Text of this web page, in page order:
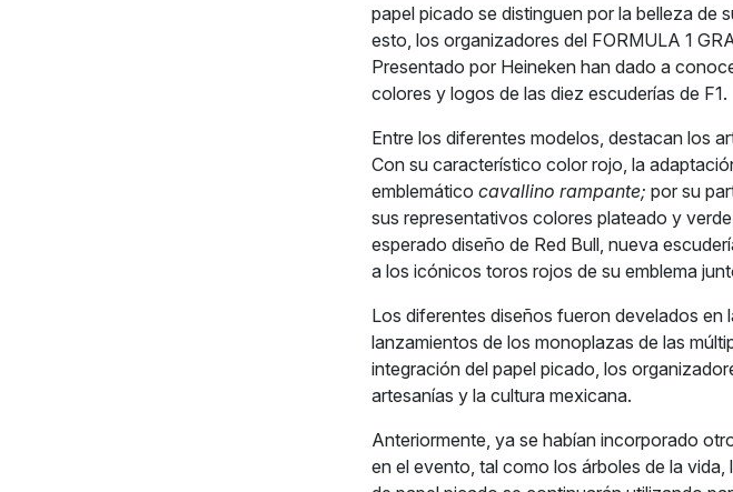
papel picado se distinguen por la belleza de
esto, los organizadores del FORMULA 1
Presentado por Heineken han dado a
colores y logos de las diez escuderías de F1.
Entre los diferentes modelos, destacan los
Con su característico color rojo, la
emblemático cavallino rampante; por su
sus representativos colores plateado y
esperado diseño de Red Bull, nueva
a los icónicos toros rojos de su emblema
Los diferentes diseños fueron develados en
lanzamientos de los monoplazas de las
integración del papel picado, los
artesanías y la cultura mexicana.
Anteriormente, ya se habían incorporado
en el evento, tal como los árboles de la